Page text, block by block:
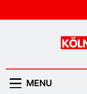
to
MENU